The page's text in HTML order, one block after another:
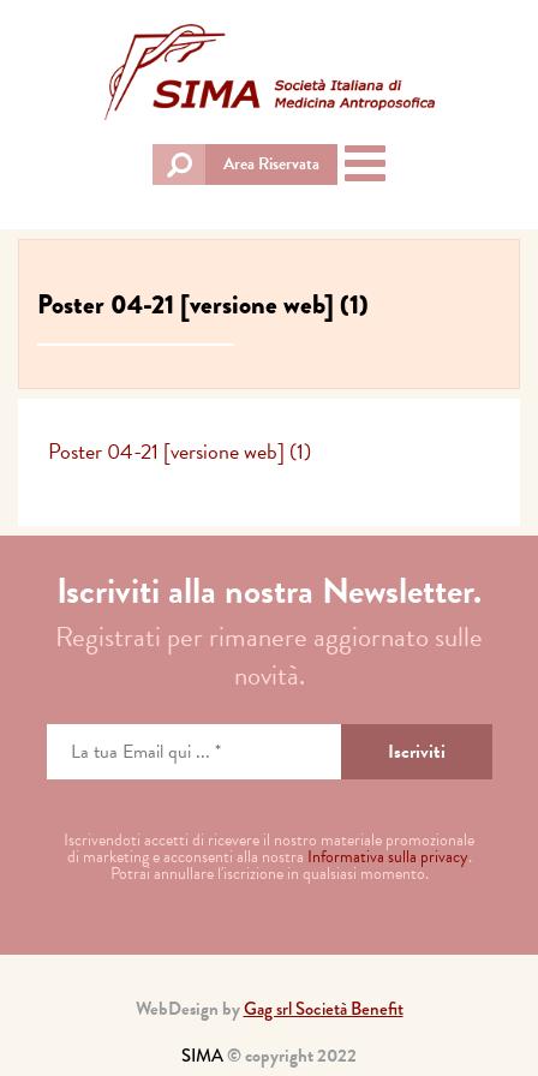
Area Riservata
Toggle
navigation
Poster 04-21 [versione web] (1)
Poster 04-21 [versione web] (1)
Iscriviti alla nostra Newsletter.
Registrati per rimanere aggiornato sulle
novità.
Iscrivendoti accetti di ricevere il nostro materiale promozionale
di marketing e acconsenti alla nostra Informativa sulla privacy.
Potrai annullare l'iscrizione in qualsiasi momento.
WebDesign byGag srl Società Benefit
SIMA© copyright 2022